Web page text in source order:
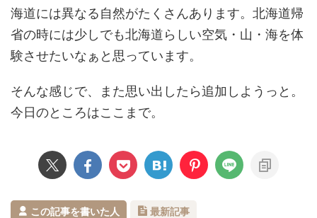
海道には異なる自然がたくさんあります。北海道帰
省の時には少しでも北海道らしい空気・山・海を体
験させたいなぁと思っています。
そんな感じで、また思い出したら追加しようっと。
今日のところはここまで。
この記事を書いた人 最新記事